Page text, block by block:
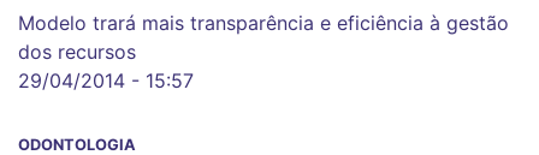
Modelo trará mais transparência e eficiência à gestão
dos recursos
29/04/2014 - 15:57
ODONTOLOGIA